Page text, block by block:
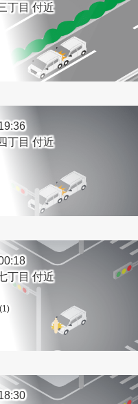
丁目 付近
丁目 付近
丁目 付近
(1)